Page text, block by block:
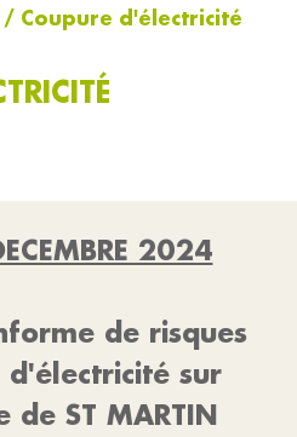
/ Coupure d'électricité
2024
de risques
d'électricité sur
de ST MARTIN